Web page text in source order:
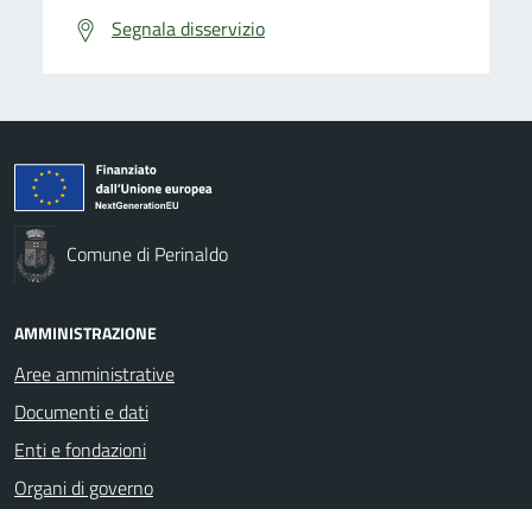
Segnala disservizio
Comune di Perinaldo
AMMINISTRAZIONE
Aree amministrative
Documenti e dati
Enti e fondazioni
Organi di governo